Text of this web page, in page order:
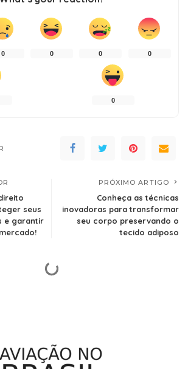
0 0 0 0
0
seus
e garantir
PRÓXIMO ARTIGO
Conheça as técnicas
inovadoras para transformar
seu corpo preservando o
tecido adiposo
direitos financeiros e
no mercado!